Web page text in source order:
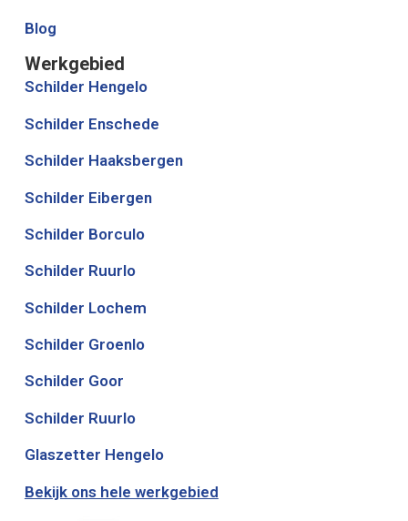
Werkgebied
Schilder Hengelo
Schilder Enschede
Schilder Haaksbergen
Schilder Eibergen
Schilder Borculo
Schilder Ruurlo
Schilder Lochem
Schilder Groenlo
Schilder Goor
Schilder Ruurlo
Glaszetter Hengelo
Bekijk ons hele werkgebied
Blog